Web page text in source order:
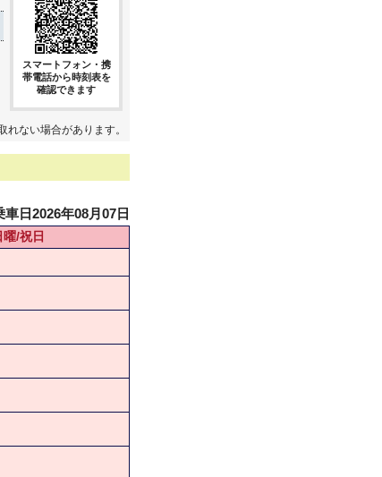
スマートフォン・携
帯電話から時刻表を
確認できます
ない場合があります。
車日2026年08月07日
曜/祝日